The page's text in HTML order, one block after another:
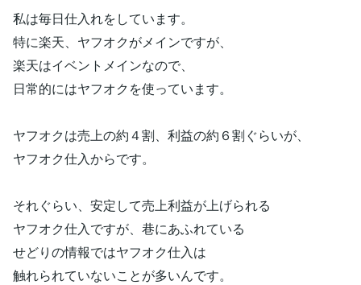
私は毎日仕入れをしています。
特に楽天、ヤフオクがメインですが、
楽天はイベントメインなので、
日常的にはヤフオクを使っています。
ヤフオクは売上の約４割、利益の約６割ぐらいが、
ヤフオク仕入からです。
それぐらい、安定して売上利益が上げられる
ヤフオク仕入ですが、巷にあふれている
せどりの情報ではヤフオク仕入は
触れられていないことが多いんです。